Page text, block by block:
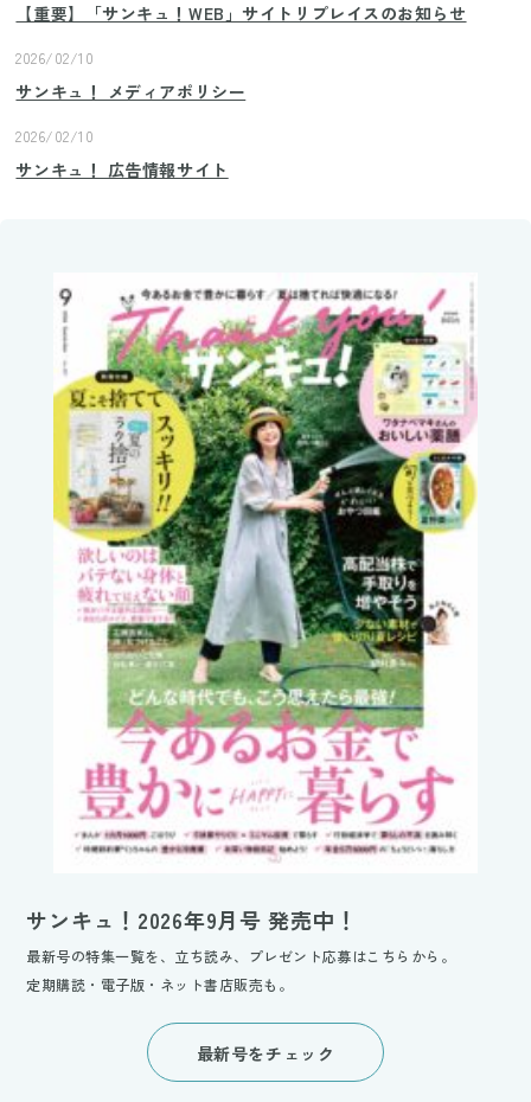
【重要】「サンキュ！WEB」サイトリプレイスのお知らせ
2026/02/10
サンキュ！ メディアポリシー
2026/02/10
サンキュ！ 広告情報サイト
サンキュ！2026年9月号 発売中！
最新号の特集一覧を、立ち読み、プレゼント応募はこちらから。
定期購読・電子版・ネット書店販売も。
最新号をチェック